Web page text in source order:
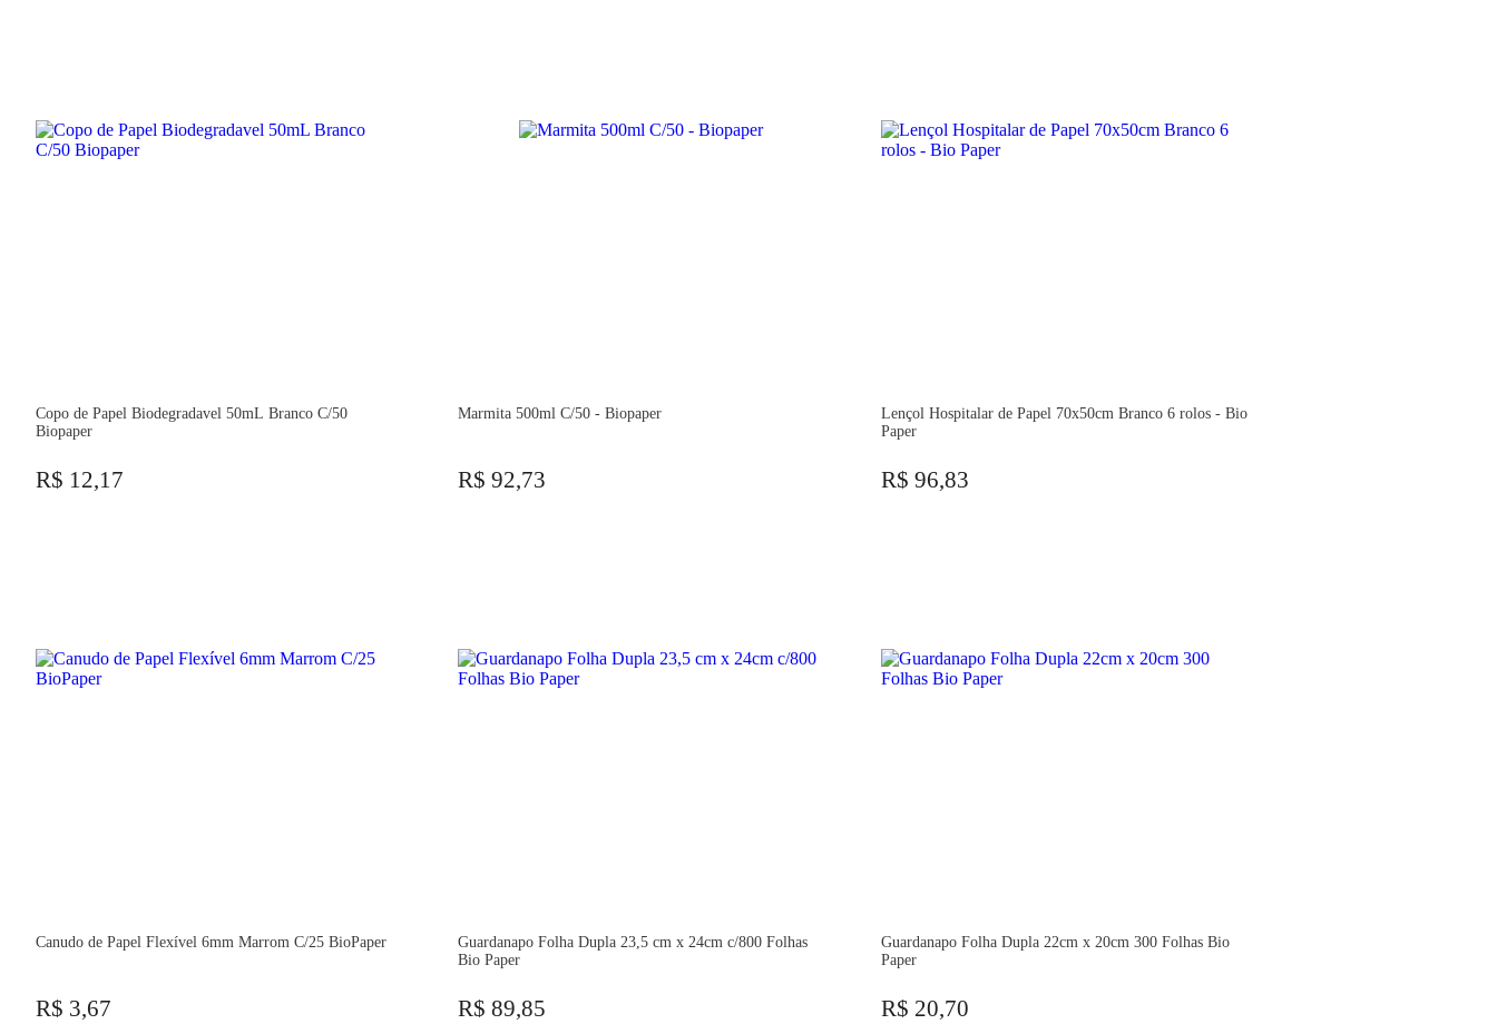
Copo de Papel Biodegradavel 50mL Branco C/50
Biopaper
R$ 12,17
Marmita 500ml C/50 - Biopaper
R$ 92,73
Lençol Hospitalar de Papel 70x50cm Branco 6 rolos - Bio
Paper
R$ 96,83
Canudo de Papel Flexível 6mm Marrom C/25 BioPaper
R$ 3,67
Guardanapo Folha Dupla 23,5 cm x 24cm c/800 Folhas
Bio Paper
R$ 89,85
Guardanapo Folha Dupla 22cm x 20cm 300 Folhas Bio
Paper
R$ 20,70